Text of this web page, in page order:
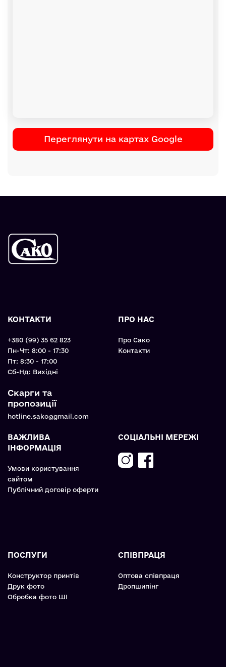
Переглянути на картах Google
КОНТАКТИ
+380 (99) 35 62 823
Пн-Чт: 8:00 - 17:30
Пт: 8:30 - 17:00
Cб-Нд: Вихідні
Скарги та
пропозиції
hotline.sako@gmail.com
ПРО НАС
Про Сако
Контакти
ВАЖЛИВА
ІНФОРМАЦІЯ
Умови користування
сайтом
Публічний договір оферти
СОЦІАЛЬНІ МЕРЕЖІ
ПОСЛУГИ
Конструктор принтів
Друк фото
Обробка фото ШІ
СПІВПРАЦЯ
Оптова співпраця
Дропшипінг